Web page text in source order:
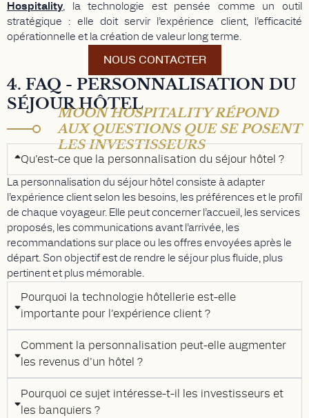
Hospitality , la technologie est pensée comme un outil
stratégique : elle doit servir l’expérience client, l’efficacité
opérationnelle et la création de valeur long terme.
NOUS CONTACTER
4. FAQ - PERSONNALISATION DU
SÉJOUR HÔTEL
MOON HOSPITALITY RÉPOND
AUX QUESTIONS QUE SE POSENT
LES INVESTISSEURS
Qu’est-ce que la personnalisation du séjour hôtel ?
La personnalisation du séjour hôtel consiste à adapter
l’expérience client selon les besoins, les préférences et le profil
de chaque voyageur. Elle peut concerner l’accueil, les services
proposés, les communications avant l’arrivée, les
recommandations sur place ou les offres envoyées après le
départ. Son objectif est de rendre le séjour plus fluide, plus
pertinent et plus mémorable.
Pourquoi la technologie hôtellerie est-elle
importante pour l’expérience client ?
Comment la personnalisation peut-elle augmenter
les revenus d’un hôtel ?
Pourquoi ce sujet intéresse-t-il les investisseurs et
les banquiers ?